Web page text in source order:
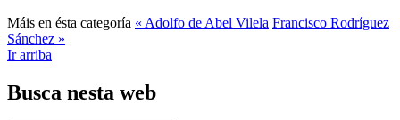
Máis en ésta categoría « Adolfo de Abel Vilela Francisco Rodríguez
Sánchez »
Ir arriba
Busca nesta web